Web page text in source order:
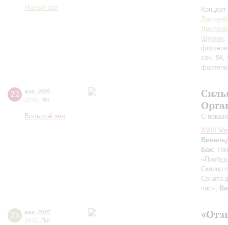
Малый зал
Шуман:
соч. 94,
22 мая 2025
20:00 Чт
Большой зал
С
XVIII
Бах:
Скерцо
Соната
час»;
23 мая 2025
19:00 Пт